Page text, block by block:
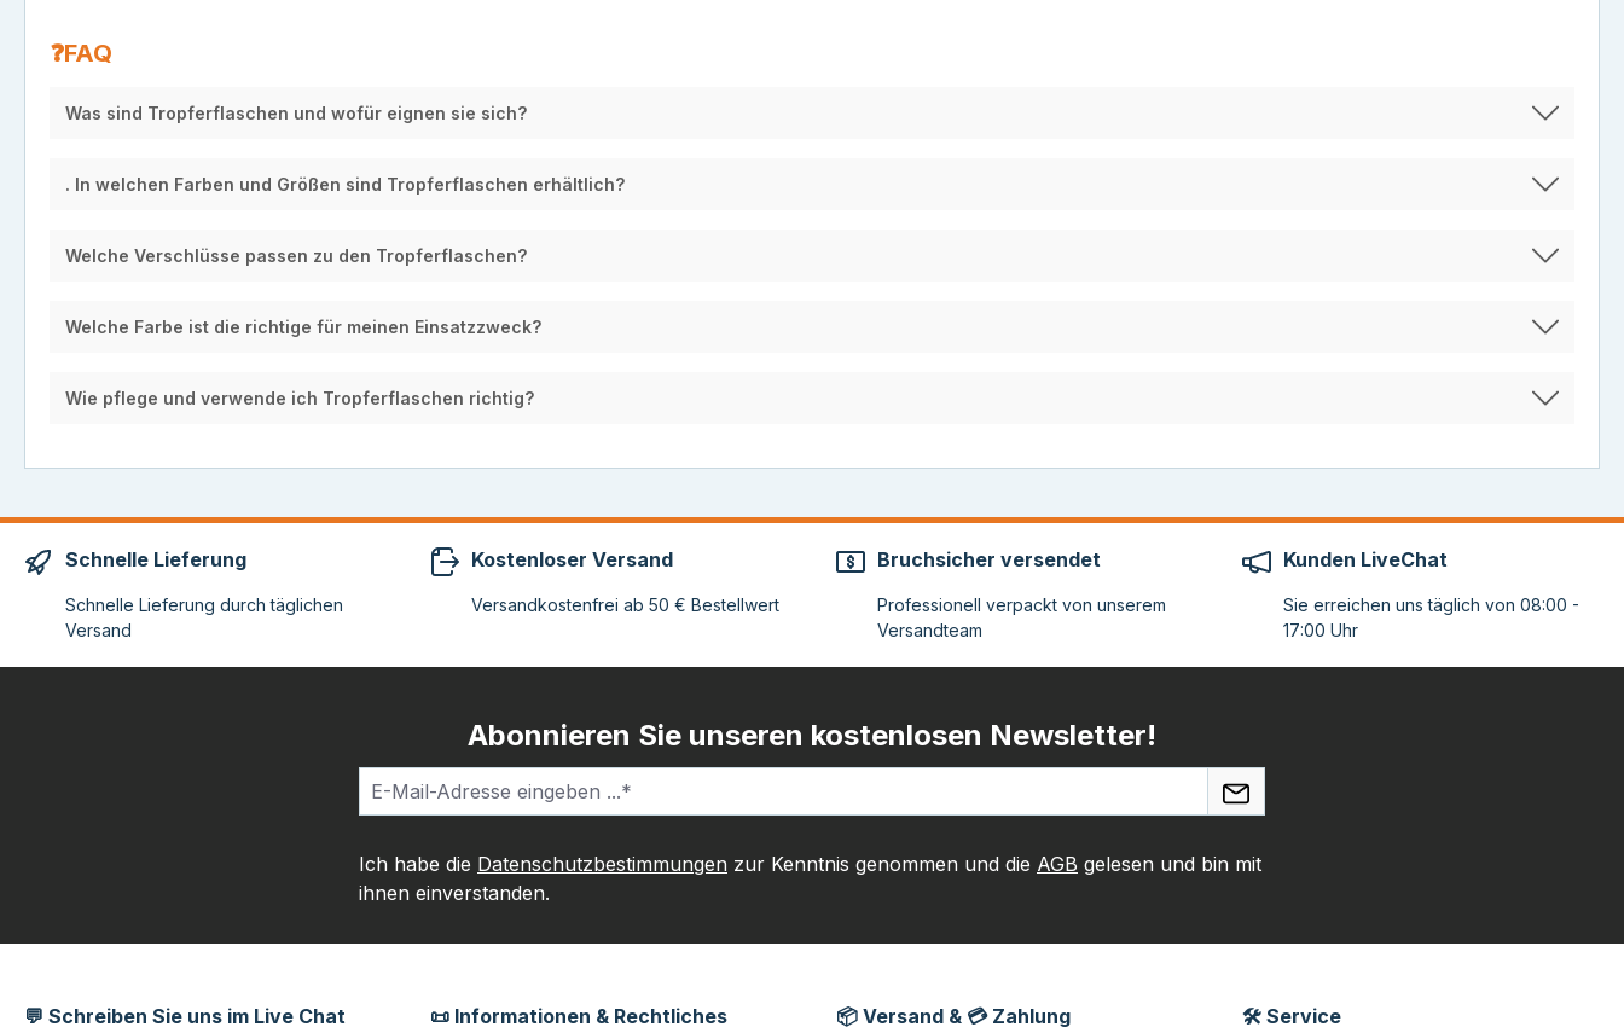
❓FAQ
Was sind Tropferflaschen und wofür eignen sie sich?
. In welchen Farben und Größen sind Tropferflaschen erhältlich?
Welche Verschlüsse passen zu den Tropferflaschen?
Welche Farbe ist die richtige für meinen Einsatzzweck?
Wie pflege und verwende ich Tropferflaschen richtig?
Schnelle Lieferung
Schnelle Lieferung durch täglichen
Versand
Kostenloser Versand
Versandkostenfrei ab 50 € Bestellwert
Bruchsicher versendet
Professionell verpackt von unserem
Versandteam
Kunden LiveChat
Sie erreichen uns täglich von 08:00 -
17:00 Uhr
Abonnieren Sie unseren kostenlosen Newsletter!
Ich habe die Datenschutzbestimmungen zur Kenntnis genommen und die AGB gelesen und bin mit
ihnen einverstanden.
💬 Schreiben Sie uns im Live Chat 📜 Informationen & Rechtliches 📦 Versand & 💳 Zahlung 🛠 Service